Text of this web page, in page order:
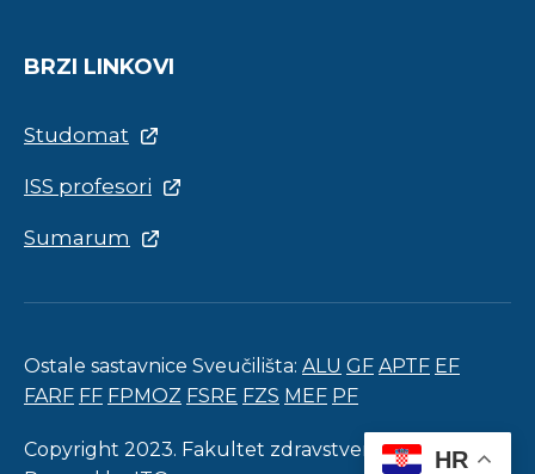
BRZI LINKOVI
Studomat
ISS profesori
Sumarum
Ostale sastavnice Sveučilišta: ALU GF APTF EF
FARF FF FPMOZ FSRE FZS MEF PF
Copyright 2023. Fakultet zdravstvenih studija.
HR